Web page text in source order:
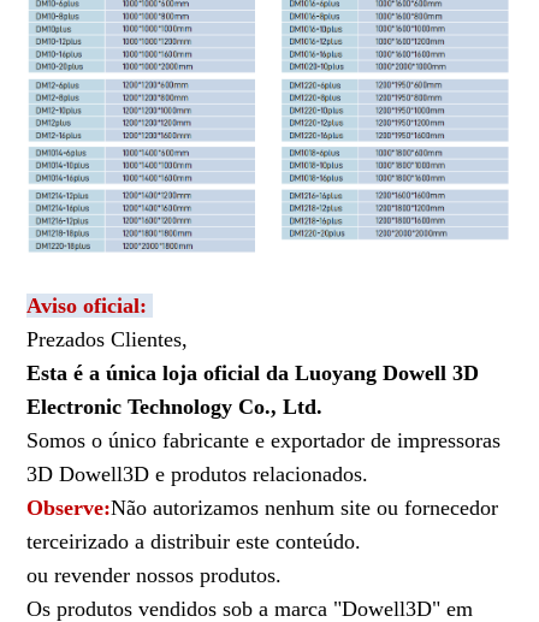
Aviso oficial:
Prezados Clientes,
Esta é a única loja oficial da Luoyang Dowell 3D
Electronic Technology Co., Ltd.
Somos o único fabricante e exportador de impressoras
3D Dowell3D e produtos relacionados.
Observe:Não autorizamos nenhum site ou fornecedor
terceirizado a distribuir este conteúdo.
ou revender nossos produtos.
Os produtos vendidos sob a marca "Dowell3D" em